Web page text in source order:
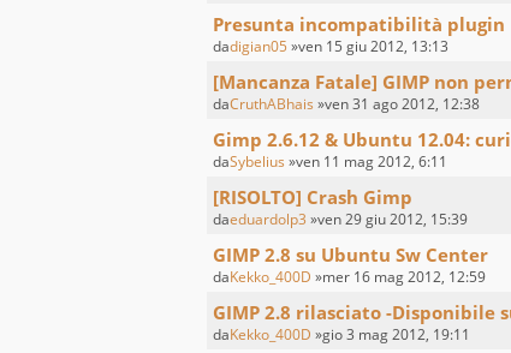
Presunta incompatibilità plugin
dadigian05 »ven 15 giu 2012, 13:13
[Mancanza Fatale] GIMP non
daCruthABhais »ven 31 ago 2012, 12:38
Gimp 2.6.12 & Ubuntu 12.04:
daSybelius »ven 11 mag 2012, 6:11
[RISOLTO] Crash Gimp
daeduardolp3 »ven 29 giu 2012, 15:39
GIMP 2.8 su Ubuntu Sw Center
daKekko_400D »mer 16 mag 2012, 12:59
GIMP 2.8 rilasciato -Disponibile
daKekko_400D »gio 3 mag 2012, 19:11